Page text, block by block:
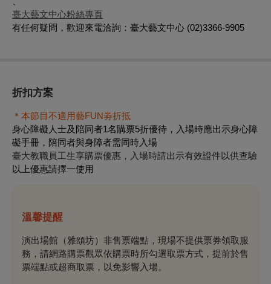
臺大藝文中心粉絲專頁
有任何疑問，歡迎來電洽詢：臺大藝文中心 (02)3366-9905
折扣方案
＊本節目不適用藝FUN劵折抵
身心障礙人士及陪同者1名購票5折優待，入場時應出示身心障
礙手冊，陪同者與身障者需同時入場
臺大教職員工生享購票優惠，入場時請出示有效證件以供查驗
以上優惠請擇一使用
溫馨提醒
演出場館（雅頌坊）非售票端點，現場不提供票券領取服
務，請網路購票觀眾依購票時所勾選取票方式，提前於售
票端點或超商取票，以免影響入場。